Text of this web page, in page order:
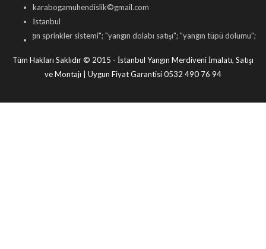
karabogamuhendislik©gmail.com
İstanbul
sprinkler sistemi"; "yangın dolabı satışı "; "yangın tüpü dolumu"; "yangın
Tüm Hakları Saklıdır © 2015 - İstanbul Yangın Merdiveni İmalatı, Satışı
ve Montajı | Uygun Fiyat Garantisi 0532 490 76 94